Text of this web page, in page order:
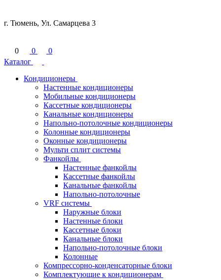
г. Тюмень, Ул. Самарцева 3
0 0
0
Каталог
Кондиционеры
Настенные кондиционеры
Мобильные кондиционеры
Кассетные кондиционеры
Канальные кондиционеры
Напольно-потолочные кондиционеры
Колонные кондиционеры
Оконные кондиционеры
Мульти сплит системы
Фанкойлы
Настенные фанкойлы
Кассетные фанкойлы
Канальные фанкойлы
Напольно-потолочные
VRF системы
Наружные блоки
Настенные блоки
Кассетные блоки
Канальные блоки
Напольно-потолочные блоки
Колонные
Компрессорно-конденсаторные блоки
Комплектующие к кондиционерам